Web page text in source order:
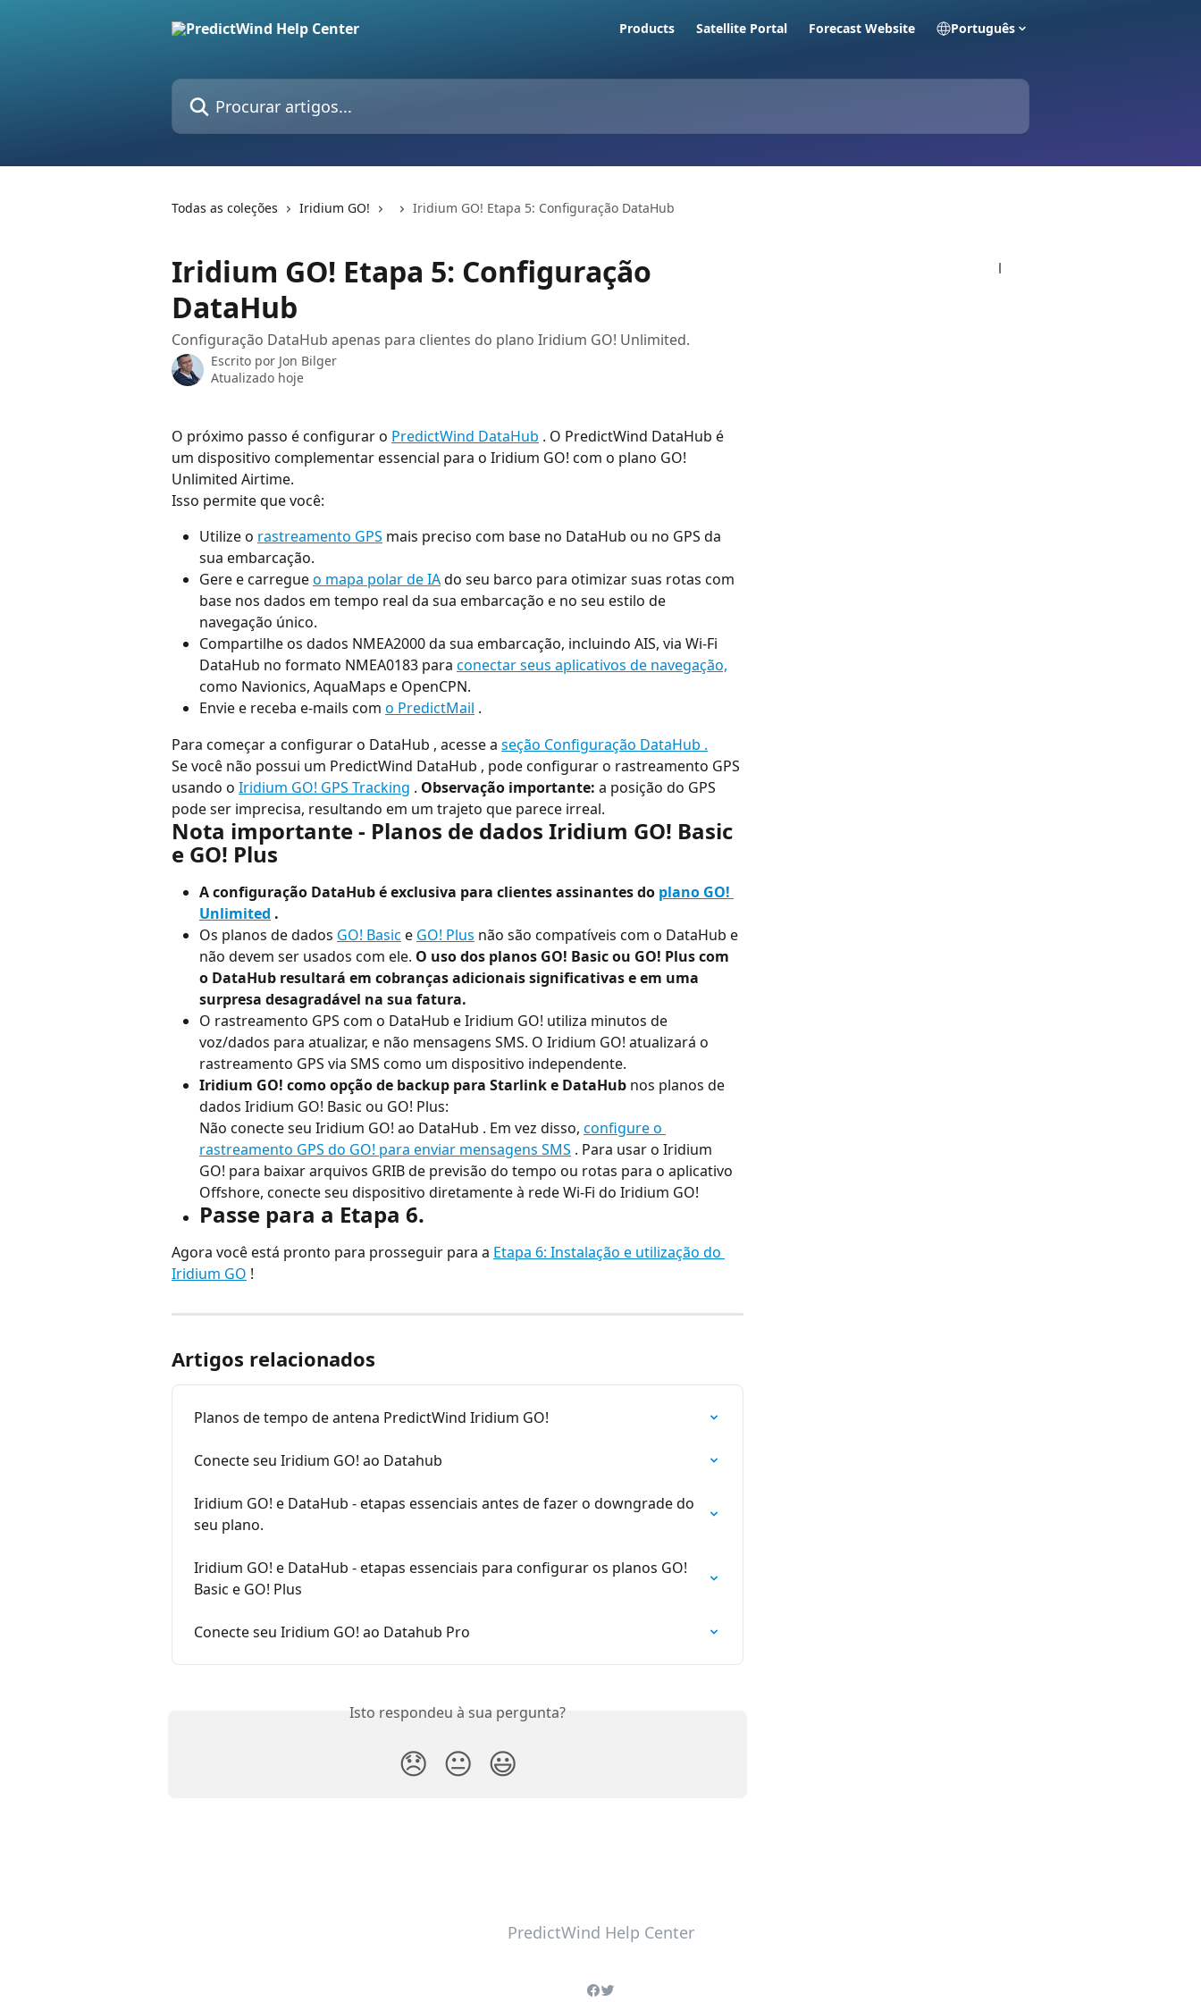
Products Satellite Portal Forecast Website Português
Procurar artigos...
Todas as coleções Iridium GO! Iridium GO! Etapa 5: Configuração DataHub
Iridium GO! Etapa 5: Configuração
DataHub
Configuração DataHub apenas para clientes do plano Iridium GO! Unlimited.
Escrito por Jon Bilger
Atualizado hoje
O próximo passo é configurar o PredictWind DataHub . O PredictWind DataHub é
um dispositivo complementar essencial para o Iridium GO! com o plano GO!
Unlimited Airtime.
Isso permite que você:
Utilize o rastreamento GPS mais preciso com base no DataHub ou no GPS da
sua embarcação.
Gere e carregue o mapa polar de IA do seu barco para otimizar suas rotas com
base nos dados em tempo real da sua embarcação e no seu estilo de
navegação único.
Compartilhe os dados NMEA2000 da sua embarcação, incluindo AIS, via Wi-Fi
DataHub no formato NMEA0183 para conectar seus aplicativos de navegação,
como Navionics, AquaMaps e OpenCPN.
Envie e receba e-mails com o PredictMail .
Para começar a configurar o DataHub , acesse a seção Configuração DataHub .
Se você não possui um PredictWind DataHub , pode configurar o rastreamento GPS
usando o Iridium GO! GPS Tracking . Observação importante: a posição do GPS
pode ser imprecisa, resultando em um trajeto que parece irreal.
Nota importante - Planos de dados Iridium GO! Basic
e GO! Plus
A configuração DataHub é exclusiva para clientes assinantes do plano GO!
Unlimited .
Os planos de dados GO! Basic e GO! Plus não são compatíveis com o DataHub e
não devem ser usados ​​com ele. O uso dos planos GO! Basic ou GO! Plus com
o DataHub resultará em cobranças adicionais significativas e em uma
surpresa desagradável na sua fatura.
O rastreamento GPS com o DataHub e Iridium GO! utiliza minutos de
voz/dados para atualizar, e não mensagens SMS. O Iridium GO! atualizará o
rastreamento GPS via SMS como um dispositivo independente.
Iridium GO! como opção de backup para Starlink e DataHub nos planos de
dados Iridium GO! Basic ou GO! Plus:
Não conecte seu Iridium GO! ao DataHub . Em vez disso, configure o
rastreamento GPS do GO! para enviar mensagens SMS . Para usar o Iridium
GO! para baixar arquivos GRIB de previsão do tempo ou rotas para o aplicativo
Offshore, conecte seu dispositivo diretamente à rede Wi-Fi do Iridium GO!
Passe para a Etapa 6.
Agora você está pronto para prosseguir para a Etapa 6: Instalação e utilização do
Iridium GO !
Artigos relacionados
Planos de tempo de antena PredictWind Iridium GO!
Conecte seu Iridium GO! ao Datahub
Iridium GO! e DataHub - etapas essenciais antes de fazer o downgrade do
seu plano.
Iridium GO! e DataHub - etapas essenciais para configurar os planos GO!
Basic e GO! Plus
Conecte seu Iridium GO! ao Datahub Pro
Isto respondeu à sua pergunta?
😞 😐 😃
PredictWind Help Center